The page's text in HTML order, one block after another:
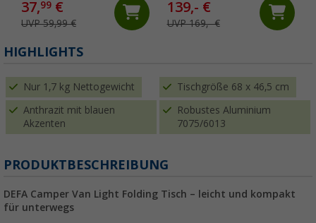
37,99 €
UVP 59,99 €
139,- €
UVP 169,- €
HIGHLIGHTS
Nur 1,7 kg Nettogewicht Tischgröße 68 x 46,5 cm
Anthrazit mit blauen
Akzenten
Robustes Aluminium
7075/6013
PRODUKTBESCHREIBUNG
DEFA Camper Van Light Folding Tisch – leicht und kompakt
für unterwegs